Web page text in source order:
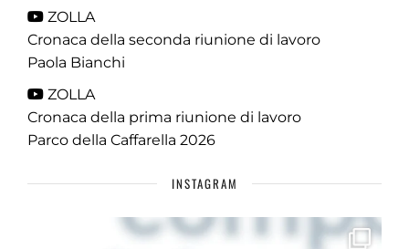
ZOLLA
Cronaca della seconda riunione di lavoro
Paola Bianchi
ZOLLA
Cronaca della prima riunione di lavoro
Parco della Caffarella 2026
INSTAGRAM